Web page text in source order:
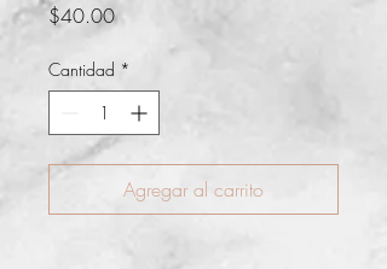
$40.00Precio
Cantidad *
Agregar al carrito